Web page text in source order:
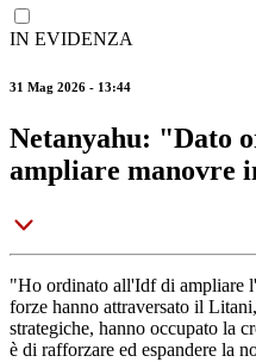
IN EVIDENZA
31 Mag 2026 - 13:44
Netanyahu: "Dato
ampliare manovre
"Ho ordinato all'Idf di ampliare
forze hanno attraversato il
strategiche, hanno occupato la
è di rafforzare ed espandere la